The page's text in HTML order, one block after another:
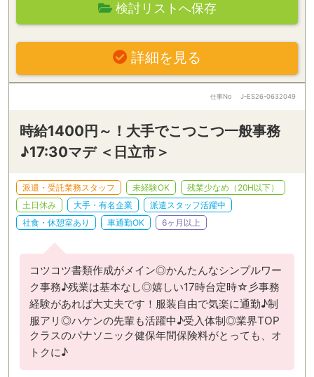
検討リストへ保存
詳細を見る
仕事No J-ES26-0632049
時給1400円～！大手でこつこつ一般事務
♪17:30マデ ＜日立市＞
派遣・受託業務スタッフ 未経験OK
残業少なめ（20H以下）
土日休み
大手・有名企業
派遣スタッフ活躍中
社食・休憩室あり
車通勤OK 6ヶ月以上
コツコツ書類作成がメイン◎かんたんなシンプルワー
ク事務♪残業は基本なし◎嬉しい17時台定時☆彡事務
経験があれば大丈夫です！服装自由で気楽に通勤♪制
服アリ◎ハケンの先輩も活躍中♪受入体制◎業界TOP
クラスのパナソニック健保年間保険料がとっても、オ
トクに♪